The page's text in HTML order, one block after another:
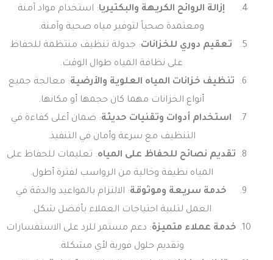
إزالة الروائح الكريهة والبكتيريا: استخدام مواد آمنة
ومعتمدة صحياً لتوفير مياه صحية وآمنة.
تعقيم دوري للخزانات: جدولة تنظيف منتظمة للحفاظ
على نظافة المياه طوال الوقت.
تنظيف خزانات المياه العلوية والأرضية: معالجة جميع
أنواع الخزانات مهما كان حجمها أو مكانها.
استخدام أدوات وتقنيات حديثة: ضمان أعلى كفاءة في
التنظيف مع سرعة وأمان في التنفيذ.
تقديم نصائح للحفاظ على المياه: تعليمات للحفاظ على
المياه نظيفة وخالية من الرواسب لفترة أطول.
خدمة سريعة وموثوقة: الالتزام بالمواعيد والدقة في
العمل لتلبية احتياجات العملاء بأفضل شكل.
خدمة عملاء متميزة: دعم مستمر للرد على الاستفسارات
وتقديم حلول فورية لأي مشكلة.